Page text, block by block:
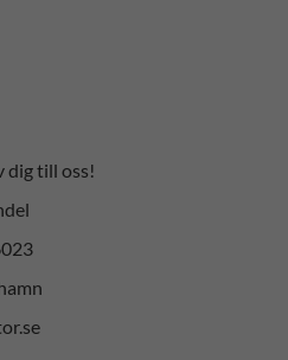
dig till oss!